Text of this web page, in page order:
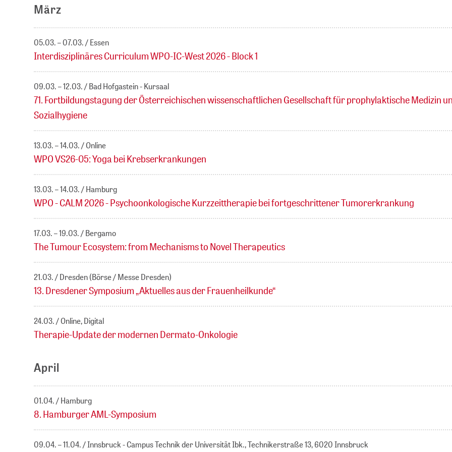
März
05.03. – 07.03. Essen
Interdisziplinäres Curriculum WPO-IC-West 2026 - Block 1
09.03. – 12.03. Bad Hofgastein - Kursaal
71. Fortbildungstagung der Österreichischen wissenschaftlichen Gesellschaft für prophylaktische Medizin
Sozialhygiene
13.03. – 14.03. Online
WPO VS26-05: Yoga bei Krebserkrankungen
13.03. – 14.03. Hamburg
WPO - CALM 2026 - Psychoonkologische Kurzzeittherapie bei fortgeschrittener Tumorerkrankung
17.03. – 19.03. Bergamo
The Tumour Ecosystem: from Mechanisms to Novel Therapeutics
21.03. Dresden (Börse / Messe Dresden)
13. Dresdener Symposium „Aktuelles aus der Frauenheilkunde“
24.03. Online, Digital
Therapie-Update der modernen Dermato-Onkologie
April
01.04. Hamburg
8. Hamburger AML-Symposium
09.04. – 11.04. Innsbruck - Campus Technik der Universität Ibk., Technikerstraße 13, 6020 Innsbruck